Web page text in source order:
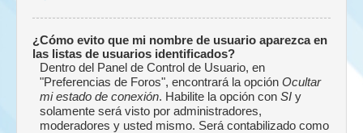
¿Cómo evito que mi nombre de usuario aparezca en
las listas de usuarios identificados?
Dentro del Panel de Control de Usuario, en
"Preferencias de Foros", encontrará la opción Ocultar
mi estado de conexión. Habilite la opción con SI y
solamente será visto por administradores,
moderadores y usted mismo. Será contabilizado como